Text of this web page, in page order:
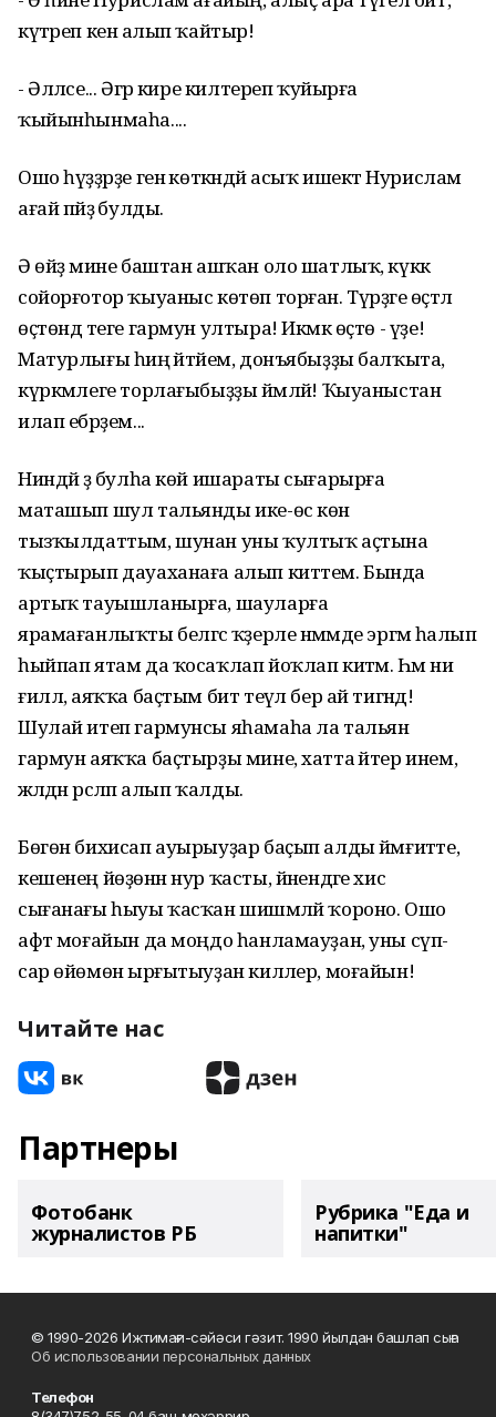
күтәреп кенә алып ҡайтыр!
- Әлләсе... Әгәр кире килтереп ҡуйырға
ҡыйынһынмаһа....
Ошо һүҙҙәрҙе генә көткәндәй асыҡ ишектә Нурислам
ағай пәйҙә булды.
Ә өйҙә мине баштан ашҡан оло шатлыҡ, күккә
сойорғотор ҡыуаныс көтөп торған. Түрҙәге өҫтәл
өҫтөндә теге гармун ултыра! Икмәк өҫтө - үҙе!
Матурлығы һиңә әйтәйем, донъябыҙҙы балҡыта,
күркәмлеге торлағыбыҙҙы йәмләй! Ҡыуаныстан
илап ебәрҙем...
Ниндәй ҙә булһа көй ишараты сығарырға
маташып шул тальянды ике-өс көн
тызҡылдаттым, шунан уны ҡултыҡ аҫтына
ҡыҫтырып дауаханаға алып киттем. Бында
артыҡ тауышланырға, шауларға
ярамағанлыҡты белгәс ҡәҙерле нәмәмде эргәмә һалып
һыйпап ятам да ҡосаҡлап йоҡлап китәм. Һәм ни
ғиллә, аяҡҡа баҫтым бит теүәл бер ай тигәндә!
Шулай итеп гармунсы яһамаһа ла тальян
гармун аяҡҡа баҫтырҙы мине, хатта әйтер инем,
әжәлдән әрсәләп алып ҡалды.
Бөгөн бихисап ауырыуҙар баҫып алды йәмғиәтте,
кешенең йөҙөнән нур ҡасты, йәнендәге хис
сығанағы һыуы ҡасҡан шишмәләй ҡороно. Ошо
афәт моғайын да моңдо һанламауҙан, уны сүп-
сар өйөмөнә ырғытыуҙан киләлер, моғайын!
Читайте нас
Партнеры
Фотобанк
журналистов РБ
Рубрика "Еда и
напитки"
© 1990-2026 Ижтимағи-сәйәси гәзит. 1990 йылдан башлап сыға
Об использовании персональных данных
Телефон